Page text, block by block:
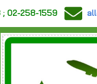
; 02-258-1559